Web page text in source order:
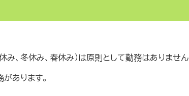
度
み、冬休み、春休み）は原則として勤務はありま
あります。